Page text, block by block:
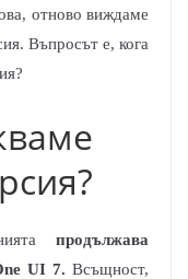
отново виждаме
Въпросът е, кога
продължава
UI 7. Всъщност,